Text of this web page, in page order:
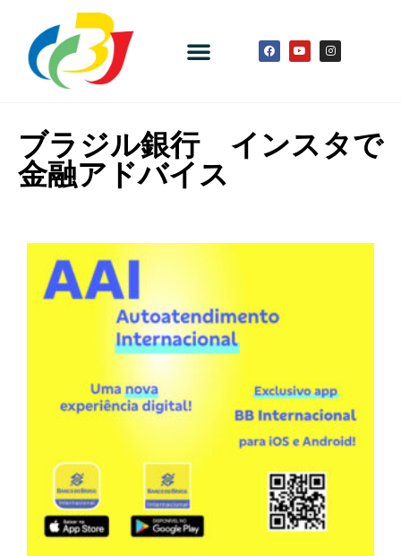
ブラジル銀行 インスタで
金融アドバイス